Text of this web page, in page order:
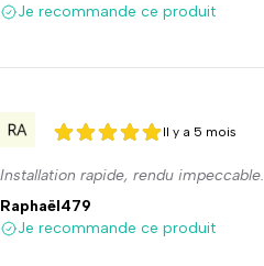
Je recommande ce produit
5 sur 5
5 sur 5
Il y a 5 mois
Installation rapide, rendu impeccable.
Raphaël479
Je recommande ce produit